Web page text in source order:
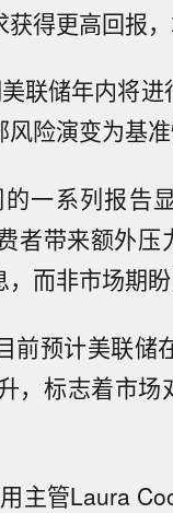
得更高回报，
联储年内将
险演变为基准
一系列报告
者带来额外
而非市场期盼
前预计美联储
，标志着市
主管Laura